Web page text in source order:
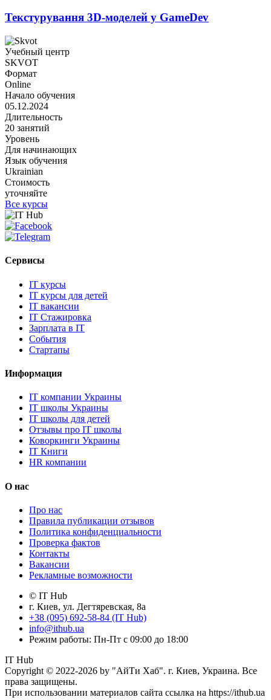
Текстурування 3D-моделей у GameDev
Учебный центр
SKVOT
Формат
Online
Начало обучения
05.12.2024
Длительность
20 занятий
Уровень
Для начинающих
Язык обучения
Ukrainian
Стоимость
уточняйте
Все курсы
Сервисы
IT курсы
IT курсы для детей
IT вакансии
IT Стажировка
Зарплата в IT
События
Стартапы
Информация
IT компании Украины
IT школы Украины
IT школы для детей
Отзывы про IT школы
Коворкинги Украины
IT Книги
HR компании
О нас
Про нас
Правила публикации отзывов
Политика конфиденциальности
Проверка фактов
Контакты
Вакансии
Рекламные возможности
© IT Hub
г. Киев, ул. Дегтяревская, 8а
+38 (095) 692-58-84 (IT Hub)
info@ithub.ua
Режим работы: Пн-Пт с 09:00 до 18:00
IT Hub
Copyright © 2022-2026 by "АйТи Хаб". г. Киев, Украина. Все
права защищены.
При использовании материалов сайта ссылка на https://ithub.ua